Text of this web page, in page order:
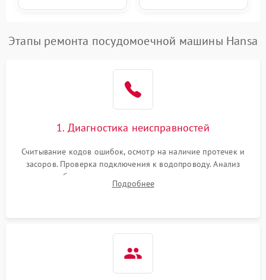
Этапы ремонта посудомоечной машины Hansa
1. Диагностика неисправностей
Считывание кодов ошибок, осмотр на наличие протечек и
засоров. Проверка подключения к водопроводу. Анализ
жалоб на отсутствие слива, нагрева, вращения
разбрызгивателей или срабатывание системы защиты
Подробнее